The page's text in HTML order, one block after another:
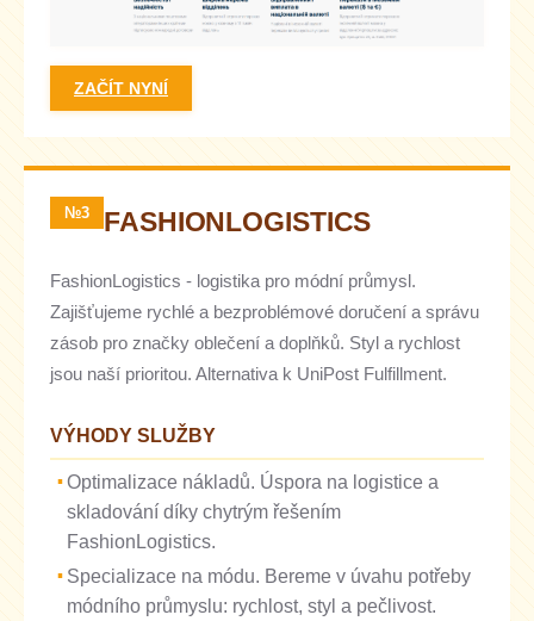
ZAČÍT NYNÍ
№3 FASHIONLOGISTICS
FashionLogistics - logistika pro módní průmysl.
Zajišťujeme rychlé a bezproblémové doručení a správu
zásob pro značky oblečení a doplňků. Styl a rychlost
jsou naší prioritou. Alternativa k UniPost Fulfillment.
VÝHODY SLUŽBY
Optimalizace nákladů. Úspora na logistice a
skladování díky chytrým řešením
FashionLogistics.
Specializace na módu. Bereme v úvahu potřeby
módního průmyslu: rychlost, styl a pečlivost.